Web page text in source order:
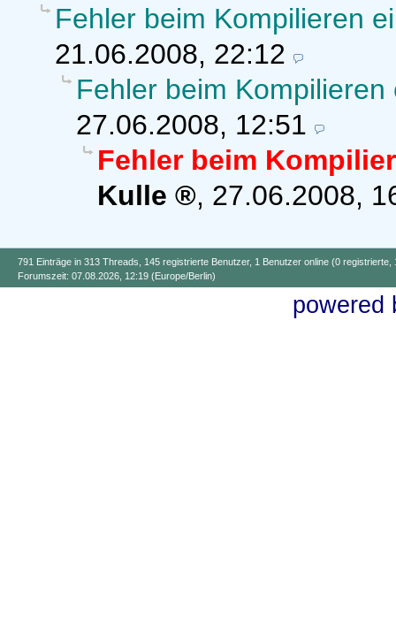
Fehler beim Kompilieren
21.06.2008, 22:12
Fehler beim
27.06.2008, 12:51
Fehler beim
Kulle
, 27.06.2008,
791 Einträge in 313 Threads, 145 registrierte Benutzer, 1 Benutzer online (0 registrierte,
Forumszeit: 07.08.2026, 12:19 (Europe/Berlin)
powered